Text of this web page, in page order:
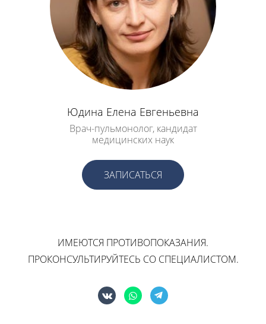
Юдина Елена Евгеньевна
Врач-пульмонолог, кандидат
медицинских наук
ЗАПИСАТЬСЯ
ИМЕЮТСЯ ПРОТИВОПОКАЗАНИЯ.
ПРОКОНСУЛЬТИРУЙТЕСЬ СО СПЕЦИАЛИСТОМ.